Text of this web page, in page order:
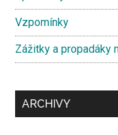
Vzpomínky
Zážitky a propadáky
ARCHIVY